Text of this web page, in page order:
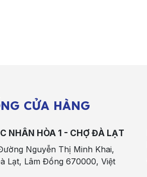
CỬA HÀNG
NHÂN HÒA 1 - CHỢ ĐÀ LẠT
Nguyễn Thị Minh Khai,
Lạt, Lâm Đồng 670000, Việt